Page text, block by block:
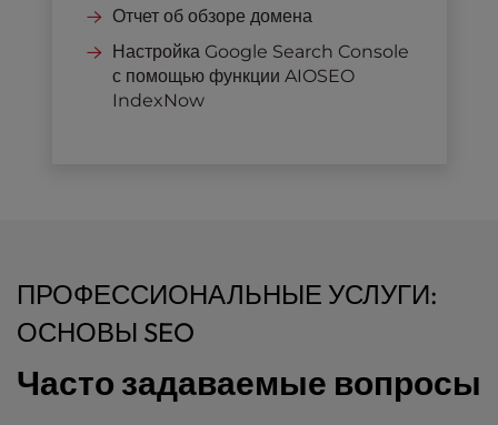
Отчет об обзоре домена
Настройка Google Search Console
с помощью функции AIOSEO
IndexNow
ПРОФЕССИОНАЛЬНЫЕ УСЛУГИ:
ОСНОВЫ SEO
Часто задаваемые вопросы